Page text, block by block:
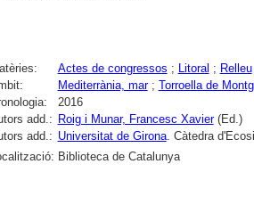
Actes de congressos ; Litoral ; Relleu
Mediterrània, mar; Torroella de
2016
add.: Roig i Munar, Francesc Xavier(Ed.)
add.: Universitat de Girona. Càtedra
Biblioteca de Catalunya